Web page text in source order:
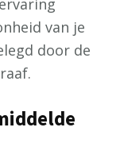
van je
door de